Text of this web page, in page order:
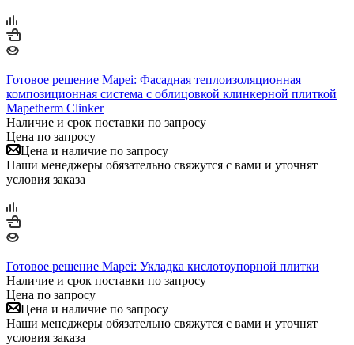
Готовое решение Mapei: Фасадная теплоизоляционная
композиционная система с облицовкой клинкерной плиткой
Mapetherm Clinker
Наличие и срок поставки по запросу
Цена по запросу
Цена и наличие по запросу
Наши менеджеры обязательно свяжутся с вами и уточнят
условия заказа
Готовое решение Mapei: Укладка кислотоупорной плитки
Наличие и срок поставки по запросу
Цена по запросу
Цена и наличие по запросу
Наши менеджеры обязательно свяжутся с вами и уточнят
условия заказа